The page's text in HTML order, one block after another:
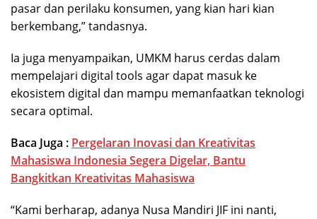
pasar dan perilaku konsumen, yang kian hari kian
berkembang,” tandasnya.
Ia juga menyampaikan, UMKM harus cerdas dalam
mempelajari digital tools agar dapat masuk ke
ekosistem digital dan mampu memanfaatkan teknologi
secara optimal.
Baca Juga : Pergelaran Inovasi dan Kreativitas
Mahasiswa Indonesia Segera Digelar, Bantu
Bangkitkan Kreativitas Mahasiswa
“Kami berharap, adanya Nusa Mandiri JIF ini nanti,